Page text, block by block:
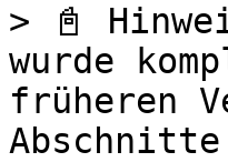
> 📓
wurde
früheren